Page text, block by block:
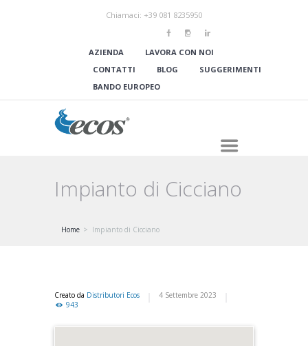
Chiamaci: +39 081 8235950
AZIENDA
LAVORA CON NOI
CONTATTI
BLOG
SUGGERIMENTI
BANDO EUROPEO
Impianto di Cicciano
Home Impianto di Cicciano
Creato da Distributori Ecos
4 Settembre 2023
943